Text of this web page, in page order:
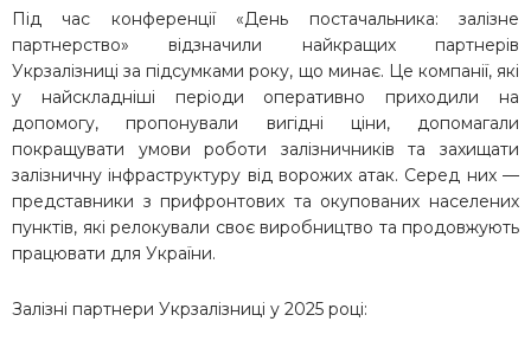
Під час конференції «День постачальника: залізне
партнерство» відзначили найкращих партнерів
Укрзалізниці за підсумками року, що минає. Це компанії, які
у найскладніші періоди оперативно приходили на
допомогу, пропонували вигідні ціни, допомагали
покращувати умови роботи залізничників та захищати
залізничну інфраструктуру від ворожих атак. Серед них —
представники з прифронтових та окупованих населених
пунктів, які релокували своє виробництво та продовжують
працювати для України.
Залізні партнери Укрзалізниці у 2025 році: